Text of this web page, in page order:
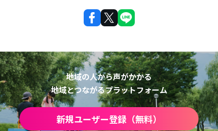
地域の人から声がかかる
地域とつながるプラットフォーム
新規ユーザー登録（無料）